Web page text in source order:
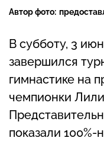
Автор фото:
В субботу, 3
завершился
гимнастике на
чемпионки
показали 100%-